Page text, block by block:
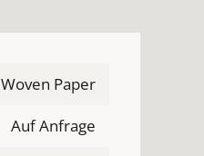
Woven Paper
Auf Anfrage